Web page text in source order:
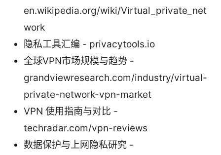
en.wikipedia.org/wiki/Virtual_private_net
work
隐私工具汇编 - privacytools.io
全球VPN市场规模与趋势 -
grandviewresearch.com/industry/virtual-
private-network-vpn-market
VPN 使用指南与对比 -
techradar.com/vpn-reviews
数据保护与上网隐私研究 -